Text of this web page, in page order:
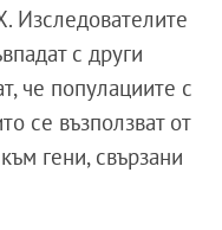
Изследователите
с други
че популациите с
се възползват от
гени, свързани